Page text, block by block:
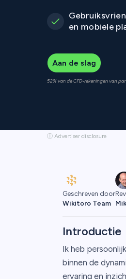
en mobiele
Aan de slag
52% van de CFD-rekeningen van
ⓘ Advertiser disclosure
Geschreven door
Wikitoro Team
Introductie
Ik heb
binnen de
ervaring en